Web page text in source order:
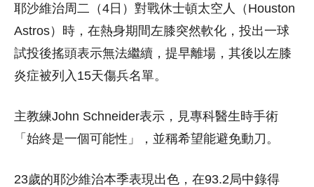
耶沙維治周二（4日）對戰休士頓太空人（Houston
Astros）時，在熱身期間左膝突然軟化，投出一球
試投後搖頭表示無法繼續，提早離場，其後以左膝
炎症被列入15天傷兵名單。
主教練John Schneider表示，見專科醫生時手術
「始終是一個可能性」，並稱希望能避免動刀。
23歲的耶沙維治本季表現出色，在93.2局中錄得